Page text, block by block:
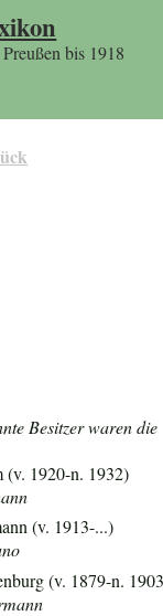
bis 1918
Besitzer waren die
(v. 1920-n. 1932)
(v. 1913-...)
(v. 1879-n.